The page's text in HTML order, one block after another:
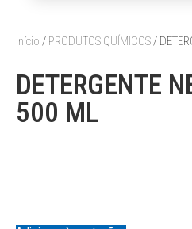
Início / PRODUTOS QUÍMICOS/
DETERGENTE
500 ML